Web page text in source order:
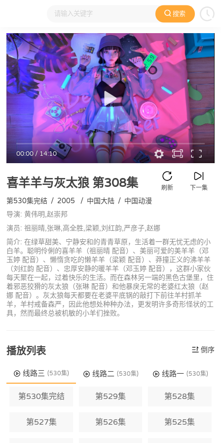
搜索
大家在看 日本动漫 国产动漫 欧美动漫 动漫电影
00:00/14:10
喜羊羊与灰太狼第308集 下一集
刷新
第530集完结 / 2005 / 中国大陆 / 中国动漫
导演: 黄伟明,赵崇邦
演员: 祖丽晴,张琳,高全胜,梁颖,刘红韵,严彦子,赵娜
简介: 在绿草甜美、宁静安和的青青草原，生活着一群无忧无虑的小
白羊。聪明伶俐的喜羊羊（祖丽晴 配音）、美丽可爱的美羊羊（邓
玉婷 配音）、懒惰贪吃的懒羊羊（梁颖 配音）、莽撞正义的沸羊羊
（刘红韵 配音）、忠厚安静的暖羊羊（邓玉婷 配音），这群小家伙
每天聚在一起，过着快乐的生活。而在森林另一端的黑色古堡里，住
着邪恶狡猾的灰太狼（张琳 配音）和他暴戾无常的老婆红太狼（赵
娜 配音）。灰太狼每天都要在老婆平底锅的敲打下前往羊村抓羊
羊，羊村戒备森严，因此他想处种种办法，更发明许多奇形怪状的工
具，然而最终总被机敏的小羊们挫败。
播放列表 倒序
线路三 (530集) 线路二 (530集) 线路一 (530集)
第530集完结 第529集 第528集
第527集 第526集 第525集